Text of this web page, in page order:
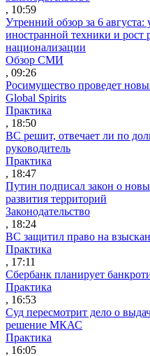
, 10:59
Утренний обзор за 6 августа:
иностранной техники и рост
национализации
Обзор СМИ
, 09:26
Росимущество проведет
Global Spirits
Практика
, 18:50
ВС решит, отвечает ли по
руководитель
Практика
, 18:47
Путин подписал закон о
развития территорий
Законодательство
, 18:24
ВС защитил право на
Практика
, 17:11
Сбербанк планирует
Практика
, 16:53
Суд пересмотрит дело о
решение МКАС
Практика
, 16:05